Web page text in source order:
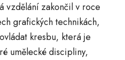
vzdělání zakončil v roce
grafických technikách,
kresbu, která je
umělecké discipliny,